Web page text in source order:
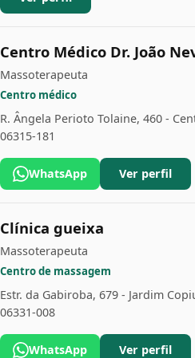
Centro Médico Dr. João
Massoterapeuta
Centro médico
R. Ângela Perioto Tolaine, 460 -
06315-181
WhatsApp Ver perfil
Clínica gueixa
Massoterapeuta
Centro de massagem
Estr. da Gabiroba, 679 - Jardim
06331-008
WhatsApp Ver perfil